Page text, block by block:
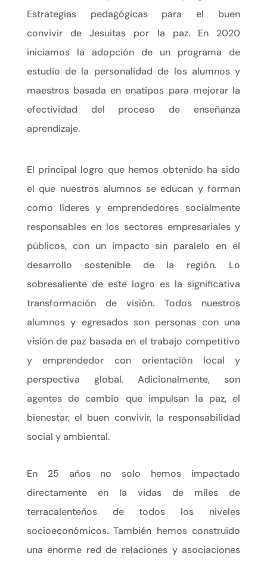
Estrategias pedagógicas para el buen
convivir de Jesuitas por la paz. En 2020
iniciamos la adopción de un programa de
estudio de la personalidad de los alumnos y
maestros basada en enatipos para mejorar la
efectividad del proceso de enseñanza
aprendizaje.
El principal logro que hemos obtenido ha sido
el que nuestros alumnos se educan y forman
como líderes y emprendedores socialmente
responsables en los sectores empresariales y
públicos, con un impacto sin paralelo en el
desarrollo sostenible de la región. Lo
sobresaliente de este logro es la significativa
transformación de visión. Todos nuestros
alumnos y egresados son personas con una
visión de paz basada en el trabajo competitivo
y emprendedor con orientación local y
perspectiva global. Adicionalmente, son
agentes de cambio que impulsan la paz, el
bienestar, el buen convivir, la responsabilidad
social y ambiental.
En 25 años no solo hemos impactado
directamente en la vidas de miles de
terracalenteños de todos los niveles
socioeconómicos. También hemos construido
una enorme red de relaciones y asociaciones